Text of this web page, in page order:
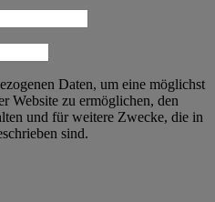
Daten, um eine möglichst
Website zu ermöglichen, den
und für weitere Zwecke, die in
sind.